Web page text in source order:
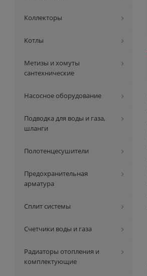
Коллекторы
Котлы
Метизы и хомуты
сантехнические
Насосное оборудование
Подводка для воды и газа,
шланги
Полотенцесушители
Предохранительная
арматура
Сплит системы
Счетчики воды и газа
Радиаторы отопления и
комплектующие